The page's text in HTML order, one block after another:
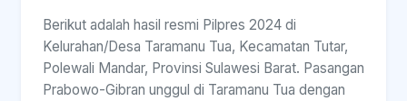
Berikut adalah hasil resmi Pilpres 2024 di
Kelurahan/Desa Taramanu Tua, Kecamatan Tutar,
Polewali Mandar, Provinsi Sulawesi Barat. Pasangan
Prabowo-Gibran unggul di Taramanu Tua dengan